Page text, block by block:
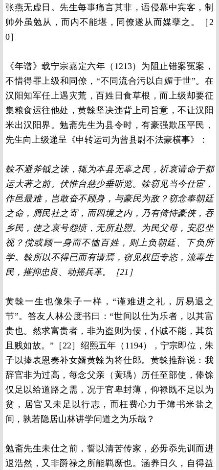
张燕无虚日。先生每事痛言其非，语侵幕中宾客，制
帅外虽勉从，而内不能堪，同僚遂从而媒孽之。［2
0］
《年谱》载宁宗嘉定六年（1213）为阻止错案冤案，
不惜得罪上级和同僚，“不同流合污以自媚于世”。在
汉阳知军任上遇灾荒，百姓日食草根，而上级却要征
集粮食运往他处，黄榦坚决违背上司旨意，不让汉阳
米出汉阳界。勉斋先生为县令时，有豪强欺压平民，
先生向上级递呈《申转运司为曾县尉不法豪横事》：
榦不避斧钺之诛，辄为本县无辜之民，祈哀请命于都
运大著之前。伏惟台慈少垂听览。榦窃见当今仕宦，
作邑最难，岂敢奋不顾身，与豪民为敌？窃念奉朝廷
之命，膺民社之寄，而四境之内，乃有倚恃豪侠，吞
乡民，使之哀号怨愤，无所赴愬。为民父母，安忍坐
视？傥或顾一身而不恤百姓，则上负朝廷、下负所
学。榦所以不得已而有请焉，窃见权臣专恣，流毒生
民，摧抑忠良、动摇兵革。［21］
黄榦一生也像朱子一样，“谨难进之礼，厉易退之
节”。答友人林公度书曰：“世间以仕为乐者，以其富
贵也。然求富贵者，非为盗则为佞，仆诚不能，其贫
且贱如故。”［22］绍熙五年（1194），宁宗即位，朱
子以捧表恩奏补女婿黄榦为将仕郎。黄榦推辞说：我
辞官非为过高，每念父亲（黄瑀）历任至部使，俸馀
仅足以给道路之需，况于官卑封薄，仰禄既不足以为
贫，居官又未足以行志，而枉费心力于簿书米盐之
间，孰若隐居山林讲学问道之为乐哉？
勉斋先生未仕之前，誓以清苦传家，必毋忝先训而进
退浩然，又非爵禄之所能羁縻也。涵养日久，自得益